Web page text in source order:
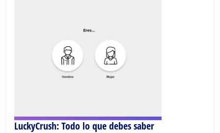
LuckyCrush: Todo lo que debes saberLuckyCrush: